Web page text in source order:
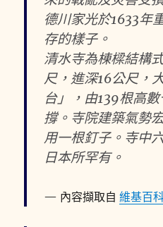
德川家光於1633年
存的樣子。
清水寺為棟樑結構
尺，進深16公尺，
台」，由139根高
撐。寺院建築氣勢
用一根釘子。寺中
日本所罕有。
內容擷取自維基百